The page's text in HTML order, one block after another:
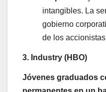
intangibles. La
gobierno
de los
3. Industry (HBO)
Jóvenes graduados